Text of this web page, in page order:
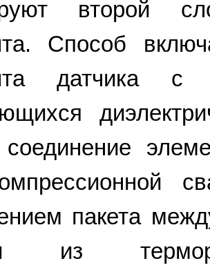
второй
Способ
датчика с
пакета
из